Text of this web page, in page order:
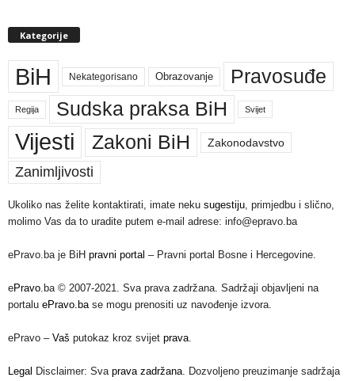
Kategorije
BiH Nekategorisano Obrazovanje Pravosuđe
Regija Sudska praksa BiH Svijet
Vijesti Zakoni BiH Zakonodavstvo
Zanimljivosti
Ukoliko nas želite kontaktirati, imate neku sugestiju, primjedbu i slično,
molimo Vas da to uradite putem e-mail adrese: info@epravo.ba
ePravo.ba je BiH pravni portal – Pravni portal Bosne i Hercegovine.
ePravo.ba © 2007-2021. Sva prava zadržana. Sadržaji objavljeni na
portalu ePravo.base mogu prenositi uz navođenje izvora.
ePravo – Vaš putokaz kroz svijet prava.
Legal Disclaimer: Sva prava zadržana. Dozvoljeno preuzimanje sadržaja